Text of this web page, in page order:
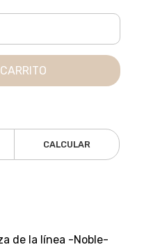
CALCULAR
de la línea -Noble-